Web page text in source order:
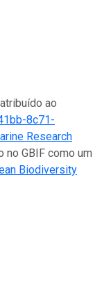
ao
8c71-
Research
GBIF como um
Biodiversity